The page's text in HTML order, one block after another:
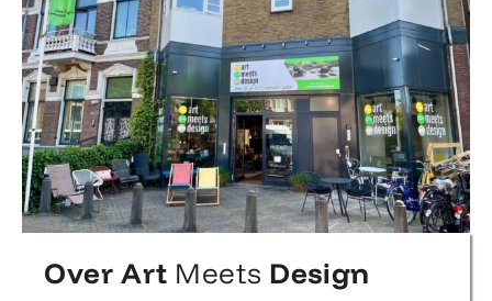
Over Art Meets Design